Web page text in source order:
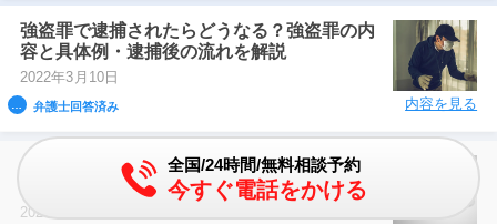
強盗罪で逮捕されたらどうなる？強盗罪の内
容と具体例・逮捕後の流れを解説
2022年3月10日
弁護士回答済み 内容を見る
住居侵入罪の構成要件｜住居や建造物とは？
どこに侵入したら罪になる？
2021年3月26日
全国/24時間/無料相談予約
今すぐ電話をかける